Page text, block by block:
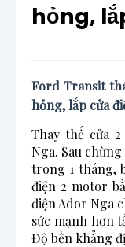
hỏng,
Ford Transit
hỏng, lắp cửa
Thay thế cửa
Nga. Sau
trong 1 tháng,
điện 2 motor
điện Ador Nga
sức mạnh hơn
Độ bền khẳng